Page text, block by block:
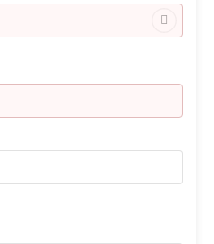
< 0)){
kprobe at
=